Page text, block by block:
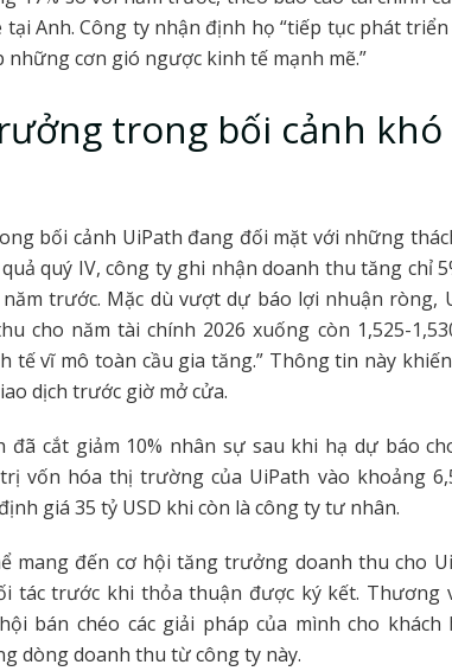
tại Anh. Công ty nhận định họ “tiếp tục phát
cơn gió ngược kinh tế mạnh mẽ.”
trong bối cảnh khó
bối cảnh UiPath đang đối mặt với những
quý IV, công ty ghi nhận doanh thu tăng chỉ
trước. Mặc dù vượt dự báo lợi nhuận ròng,
cho năm tài chính 2026 xuống còn 1,525-
tế vĩ mô toàn cầu gia tăng.” Thông tin này
dịch trước giờ mở cửa.
đã cắt giảm 10% nhân sự sau khi hạ dự báo
vốn hóa thị trường của UiPath vào khoảng
giá 35 tỷ USD khi còn là công ty tư nhân.
mang đến cơ hội tăng trưởng doanh thu cho
tác trước khi thỏa thuận được ký kết. Thương
bán chéo các giải pháp của mình cho khách
dòng doanh thu từ công ty này.